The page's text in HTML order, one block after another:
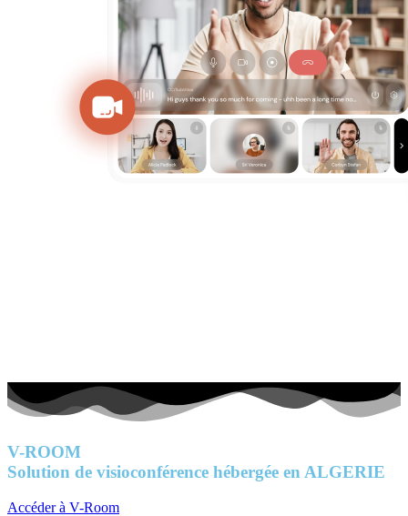
V-ROOM
Solution de visioconférence hébergée en ALGERIE
Accéder à V-Room